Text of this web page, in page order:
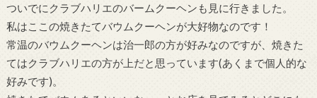
ついでにクラブハリエのバームクーヘンも見に行きました。
私はここの焼きたてバウムクーヘンが大好物なのです！
常温のバウムクーヘンは治一郎の方が好みなのですが、焼きた
てはクラブハリエの方が上だと思っています(あくまで個人的な
好みです)。